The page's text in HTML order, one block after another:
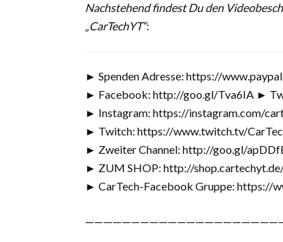
Nachstehend findest Du den
„CarTechYT“:
► Spenden Adresse: https://
► Facebook: http://goo.gl/Tva6IA ►
► Instagram: https://instagram.com/
► Twitch: https://www.twitch.tv/
► Zweiter Channel: http://goo.gl/
► ZUM SHOP: http://
► CarTech-Facebook Gruppe: https://